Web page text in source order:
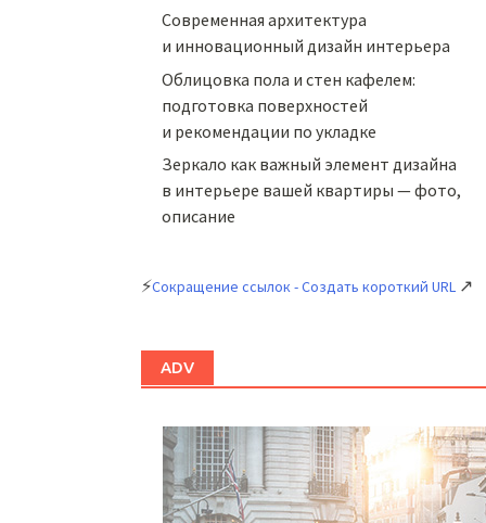
Cовременная архитектура
и инновационный дизайн интерьера
Облицовка пола и стен кафелем:
подготовка поверхностей
и рекомендации по укладке
Зеркало как важный элемент дизайна
в интерьере вашей квартиры — фото,
описание
⚡Сокращение ссылок - Создать короткий URL ↗
ADV